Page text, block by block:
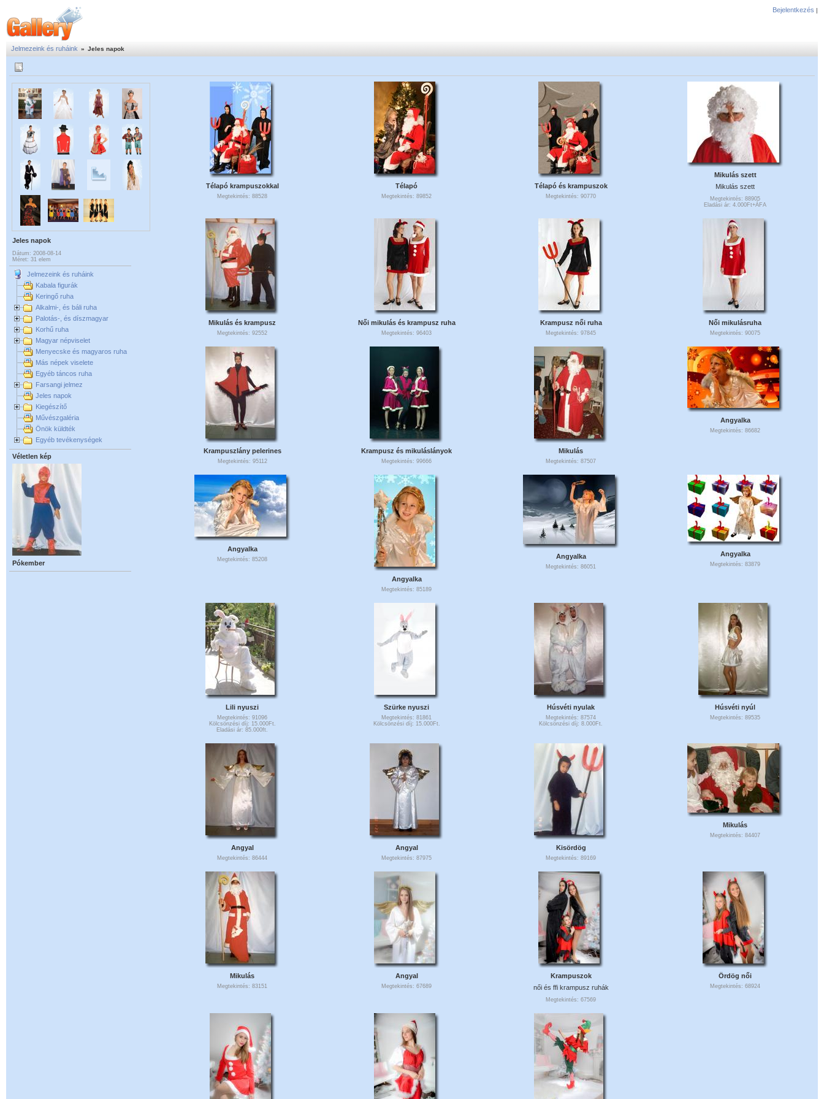
Bejelentkezés |
Jelmezeink és ruháink » Jeles napok
Jeles napok
Dátum: 2008-08-14
Méret: 31 elem
Jelmezeink és ruháink
Kabala figurák
Keringő ruha
Alkalmi-, és báli ruha
Palotás-, és díszmagyar
Korhű ruha
Magyar népviselet
Menyecske és magyaros ruha
Más népek viselete
Egyéb táncos ruha
Farsangi jelmez
Jeles napok
Kiegészítő
Művészgaléria
Önök küldték
Egyéb tevékenységek
Véletlen kép
Pókember
Télapó krampuszokkal
Megtekintés: 88528
Télapó
Megtekintés: 89852
Télapó és krampuszok
Megtekintés: 90770
Mikulás szett
Mikulás szett
Megtekintés: 88905
Eladási ár: 4.000Ft+ÁFA
Mikulás és krampusz
Megtekintés: 92552
Női mikulás és krampusz ruha
Megtekintés: 96403
Krampusz női ruha
Megtekintés: 97845
Női mikulásruha
Megtekintés: 90075
Krampuszlány pelerines
Megtekintés: 95112
Krampusz és mikuláslányok
Megtekintés: 99666
Mikulás
Megtekintés: 87507
Angyalka
Megtekintés: 86682
Angyalka
Megtekintés: 85208
Angyalka
Megtekintés: 85189
Angyalka
Megtekintés: 86051
Angyalka
Megtekintés: 83879
Lili nyuszi
Megtekintés: 91096
Kölcsönzési díj: 15.000Ft.
Eladási ár: 85.000ft.
Szürke nyuszi
Megtekintés: 81861
Kölcsönzési díj: 15.000Ft.
Húsvéti nyulak
Megtekintés: 87574
Kölcsönzési díj: 8.000Ft.
Húsvéti nyúl
Megtekintés: 89535
Angyal
Megtekintés: 86444
Angyal
Megtekintés: 87975
Kisördög
Megtekintés: 89169
Mikulás
Megtekintés: 84407
Mikulás
Megtekintés: 83151
Angyal
Megtekintés: 67689
Krampuszok
női és ffi krampusz ruhák
Megtekintés: 67569
Ördög női
Megtekintés: 68924